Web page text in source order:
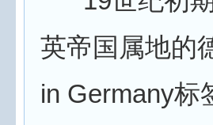
英帝国属地的
in Germany标